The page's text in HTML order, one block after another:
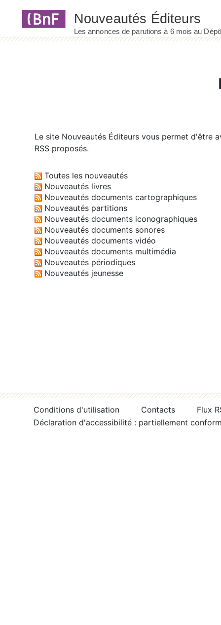
Le site Nouveautés Éditeurs vous permet d'être
RSS proposés.
Toutes les nouveautés
Nouveautés livres
Nouveautés documents cartographiques
Nouveautés partitions
Nouveautés documents iconographiques
Nouveautés documents sonores
Nouveautés documents vidéo
Nouveautés documents multimédia
Nouveautés périodiques
Nouveautés jeunesse
Conditions d'utilisation Contacts
Flux
Déclaration d'accessibilité : partiellement